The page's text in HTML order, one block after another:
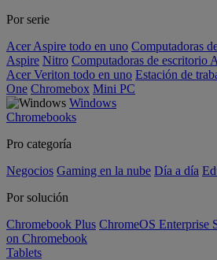
Por serie
Acer Aspire todo en uno Computadoras
Aspire Nitro Computadoras de escritorio
Acer Veriton todo en uno Estación de
One Chromebox Mini PC
Windows
Chromebooks
Pro categoría
Negocios Gaming en la nube Día a día
Por solución
Chromebook Plus ChromeOS Enterprise
on Chromebook
Tablets